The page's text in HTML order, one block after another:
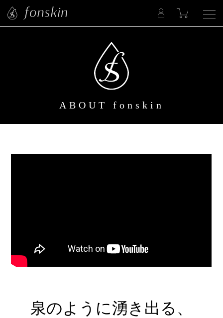
ABOUT fonskin
泉のように湧き出る、